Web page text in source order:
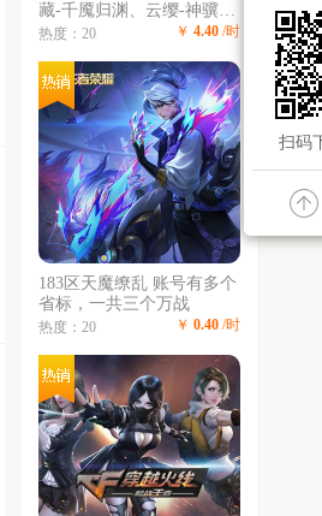
藏-千魇归渊、云缨-神骥·
越千峰、怪盗基德、伽罗星
像、冥王哈迪斯、、龙年限
定、齐天大圣
热度：20 ￥ 4.40 /时
183区天魔缭乱 账号有多个
省标，一共三个万战
热度：20 ￥ 0.40 /时
扫码